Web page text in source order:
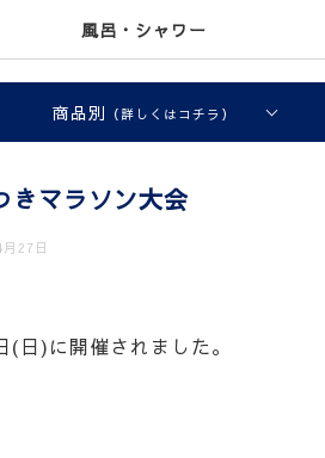
風呂・シャワー
商品別 （詳しくはコチラ）
きマラソン大会
27日
(日)に開催されました。